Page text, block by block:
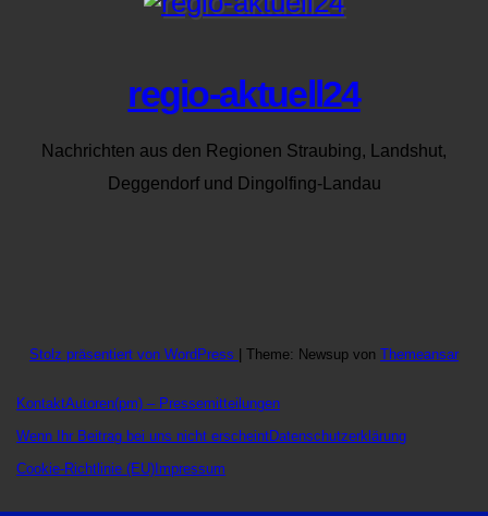
regio-aktuell24
Nachrichten aus den Regionen Straubing, Landshut,
Deggendorf und Dingolfing-Landau
Stolz präsentiert von WordPress Theme: Newsup von Themeansar
KontaktAutoren(pm) – Pressemitteilungen
Wenn Ihr Beitrag bei uns nicht erscheintDatenschutzerklärung
Cookie-Richtlinie (EU) Impressum